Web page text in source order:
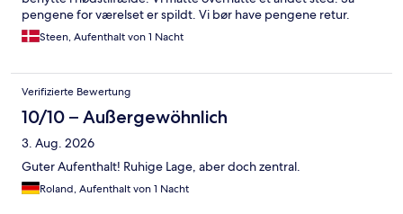
pengene for værelset er spildt. Vi bør have pengene retur.
Steen, Aufenthalt von 1 Nacht
Verifizierte Bewertung
10/10 – Außergewöhnlich
3. Aug. 2026
Guter Aufenthalt! Ruhige Lage, aber doch zentral.
Roland, Aufenthalt von 1 Nacht